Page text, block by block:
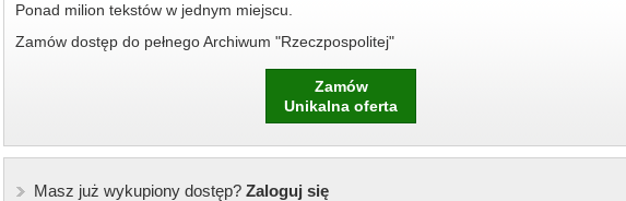
Ponad milion tekstów w jednym miejscu.
Zamów dostęp do pełnego Archiwum "Rzeczpospolitej"
Zamów
Unikalna oferta
Masz już wykupiony dostęp?Zaloguj się